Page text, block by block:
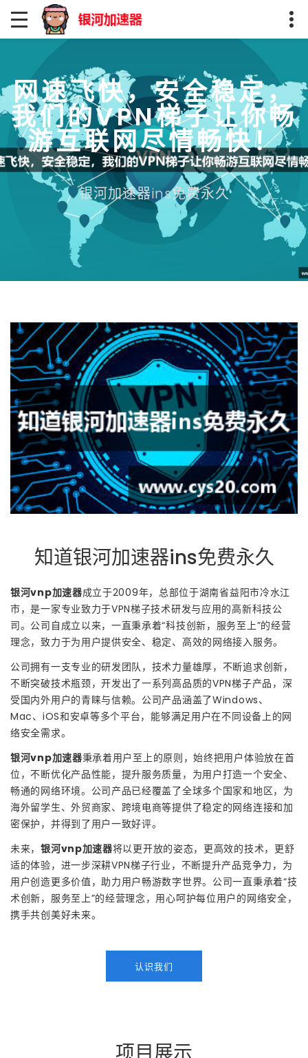
网速飞快，安全稳定，
我们的VPN梯子让你畅
游互联网尽情畅快！
银河加速器ins免费永久
知道银河加速器ins免费永久
银河vnp加速器成立于2009年，总部位于湖南省益阳市冷水江
市，是一家专业致力于VPN梯子技术研发与应用的高新科技公
司。公司自成立以来，一直秉承着“科技创新，服务至上”的经营
理念，致力于为用户提供安全、稳定、高效的网络接入服务。
公司拥有一支专业的研发团队，技术力量雄厚，不断追求创新，
不断突破技术瓶颈，开发出了一系列高品质的VPN梯子产品，深
受国内外用户的青睐与信赖。公司产品涵盖了Windows、
Mac、iOS和安卓等多个平台，能够满足用户在不同设备上的网
络安全需求。
银河vnp加速器秉承着用户至上的原则，始终把用户体验放在首
位，不断优化产品性能，提升服务质量，为用户打造一个安全、
畅通的网络环境。公司产品已经覆盖了全球多个国家和地区，为
海外留学生、外贸商家、跨境电商等提供了稳定的网络连接和加
密保护，并得到了用户一致好评。
未来，银河vnp加速器将以更开放的姿态，更高效的技术，更舒
适的体验，进一步深耕VPN梯子行业，不断提升产品竞争力，为
用户创造更多价值，助力用户畅游数字世界。公司一直秉承着“技
术创新，服务至上”的经营理念，用心呵护每位用户的网络安全，
携手共创美好未来。
认识我们